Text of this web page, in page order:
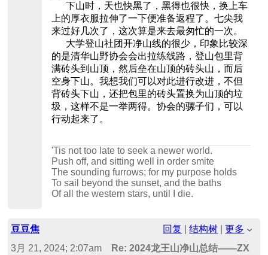
下山时，天也快黑了，黑得也很快，换上车
上的厚衣服拉伸了一下便准备返程了。七尖我
来过好几次了，这次算是来去最匆忙的一次。
大学登山社团开净山线的很少，印象比较深
的是清华山野协会会出拉练线路，登山包里背
满砖头到山顶，然后垒在山顶的砖头山，而后
空身下山。我想我们可以对此进行改进，不但
背砖头下山，还把包里的砖头置换为山顶的垃
圾，这样不是一举两得。协会的骡子们，可以
行动起来了。
'Tis not too late to seek a newer world.
Push off, and sitting well in order smite
The sounding furrows; for my purpose holds
To sail beyond the sunset, and the baths
Of all the western stars, until I die.
豆豆焦 回复 |结构树 |更多
3月 21, 2024; 2:07am
Re: 2024龙王山净山总结——ZX